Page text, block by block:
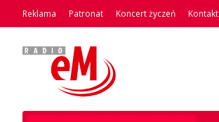
Reklama Patronat Koncert życzeń Kontakt